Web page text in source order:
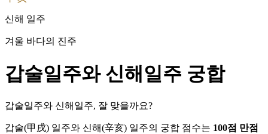
신해 일주
겨울 바다의 진주
갑술일주와 신해일주 궁합
갑술일주와 신해일주, 잘 맞을까요?
갑술(甲戌) 일주와 신해(辛亥) 일주의 궁합 점수는 100점 만점